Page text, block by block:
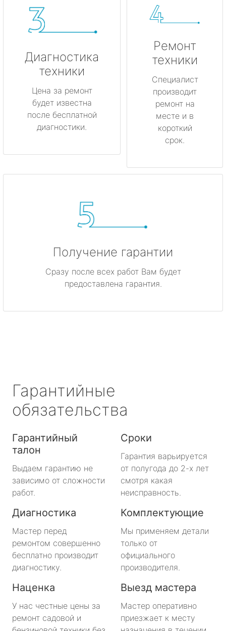
Диагностика
техники
Цена за ремонт
будет известна
после бесплатной
диагностики.
Ремонт
техники
Специалист
производит
ремонт на
месте и в
короткий
срок.
Получение гарантии
Сразу после всех работ Вам будет
предоставлена гарантия.
Гарантийные
обязательства
Гарантийный
талон
Выдаем гарантию не
зависимо от сложности
работ.
Сроки
Гарантия варьируется
от полугода до 2-х лет
смотря какая
неисправность.
Диагностика
Мастер перед
ремонтом совершенно
бесплатно производит
диагностику.
Комплектующие
Мы применяем детали
только от
официального
производителя.
Наценка
У нас честные цены за
ремонт садовой и
Выезд мастера
Мастер оперативно
приезжает к месту